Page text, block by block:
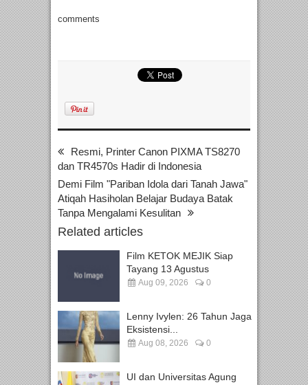
comments
Resmi, Printer Canon PIXMA TS8270
dan TR4570s Hadir di Indonesia
Demi Film "Pariban Idola dari Tanah Jawa"
Atiqah Hasiholan Belajar Budaya Batak
Tanpa Mengalami Kesulitan
Related articles
Film KETOK MEJIK Siap
Tayang 13 Agustus
Aug 09, 2026 0
Lenny Ivylen: 26 Tahun Jaga
Eksistensi...
Aug 08, 2026 0
UI dan Universitas Agung